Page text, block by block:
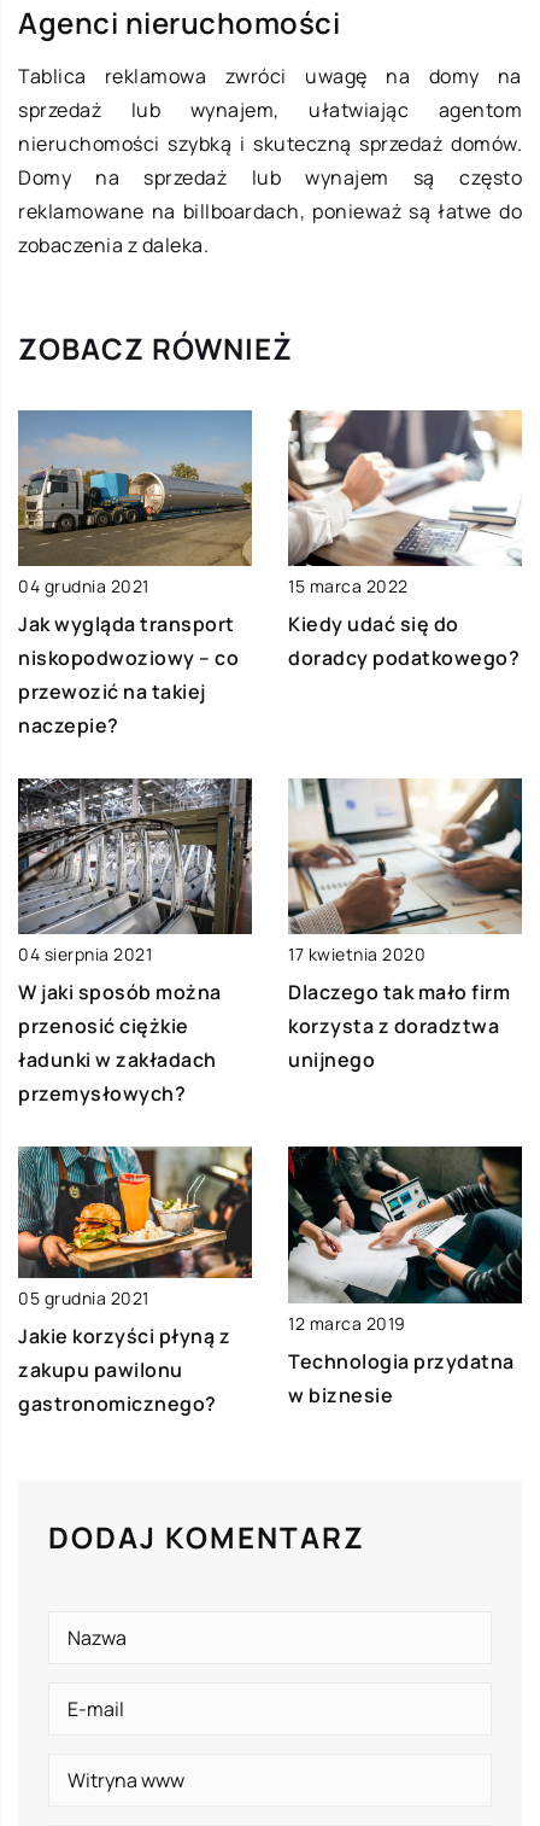
Agenci nieruchomości
Tablica reklamowa zwróci uwagę na domy na
sprzedaż lub wynajem, ułatwiając agentom
nieruchomości szybką i skuteczną sprzedaż domów.
Domy na sprzedaż lub wynajem są często
reklamowane na billboardach, ponieważ są łatwe do
zobaczenia z daleka.
ZOBACZ RÓWNIEŻ
04 grudnia 2021
Jak wygląda transport
niskopodwoziowy – co
przewozić na takiej
naczepie?
15 marca 2022
Kiedy udać się do
doradcy podatkowego?
04 sierpnia 2021
W jaki sposób można
przenosić ciężkie
ładunki w zakładach
przemysłowych?
17 kwietnia 2020
Dlaczego tak mało firm
korzysta z doradztwa
unijnego
05 grudnia 2021
Jakie korzyści płyną z
zakupu pawilonu
gastronomicznego?
12 marca 2019
Technologia przydatna
w biznesie
DODAJ KOMENTARZ